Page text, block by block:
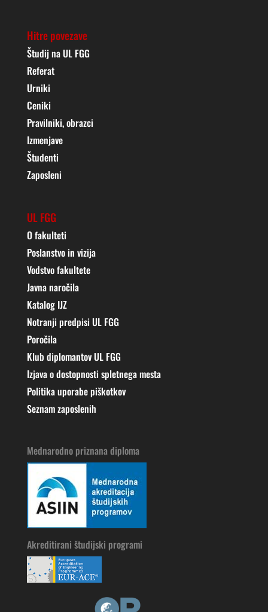
Hitre povezave
Študij na UL FGG
Referat
Urniki
Ceniki
Pravilniki, obrazci
Izmenjave
Študenti
Zaposleni
UL FGG
O fakulteti
Poslanstvo in vizija
Vodstvo fakultete
Javna naročila
Katalog IJZ
Notranji predpisi UL FGG
Poročila
Klub diplomantov UL FGG
Izjava o dostopnosti spletnega mesta
Politika uporabe piškotkov
Seznam zaposlenih
Mednarodno priznana diploma
Akreditirani študijski programi